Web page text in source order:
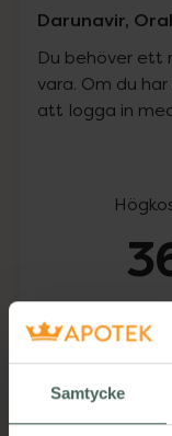
Samtycke
Darunavir,
Du behöver ett
vara. Om du
att logga in